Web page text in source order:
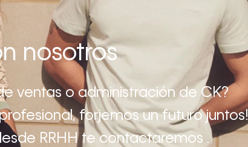
nosotros
ventas o administración de CK?
forjemos un futuro juntos!
RRHH te contactaremos .